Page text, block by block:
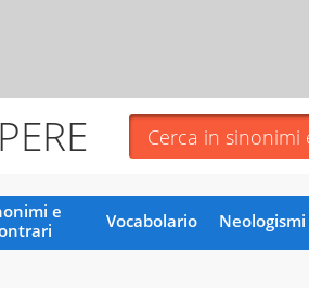
e
Vocabolario Neologismi